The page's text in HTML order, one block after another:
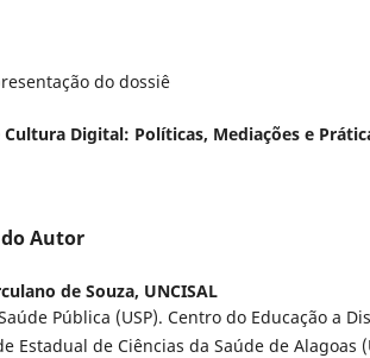
do dossiê
Cultura Digital: Políticas, Mediações e
Autor
de Souza, UNCISAL
Pública (USP). Centro do Educação a
Estadual de Ciências da Saúde de Alagoas